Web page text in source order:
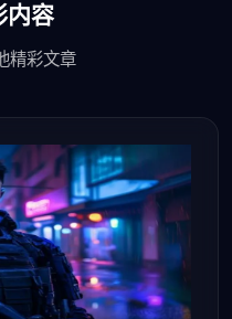
内容
精彩文章